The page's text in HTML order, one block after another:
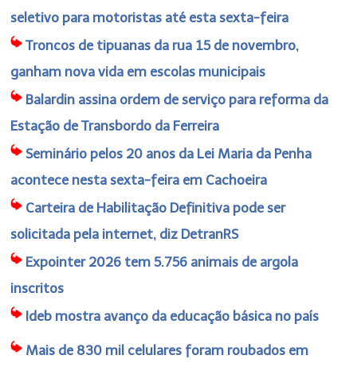
seletivo para motoristas até esta sexta-feira
Troncos de tipuanas da rua 15 de novembro,
ganham nova vida em escolas municipais
Balardin assina ordem de serviço para reforma da
Estação de Transbordo da Ferreira
Seminário pelos 20 anos da Lei Maria da Penha
acontece nesta sexta-feira em Cachoeira
Carteira de Habilitação Definitiva pode ser
solicitada pela internet, diz DetranRS
Expointer 2026 tem 5.756 animais de argola
inscritos
Ideb mostra avanço da educação básica no país
Mais de 830 mil celulares foram roubados em